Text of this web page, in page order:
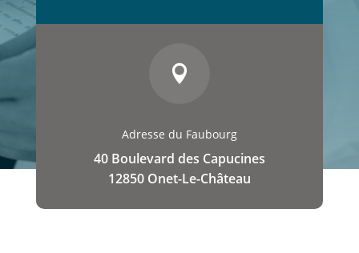

Adresse du Faubourg
40 Boulevard des Capucines
12850 Onet-Le-Château